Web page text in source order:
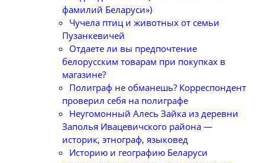
фамилий Беларуси»)
Чучела птиц и животных от семьи
Пузанкевичей
Отдаете ли вы предпочтение
белорусским товарам при покупках в
магазине?
Полиграф не обманешь? Корреспондент
проверил себя на полиграфе
Неугомонный Алесь Зайка из деревни
Заполья Ивацевичского района —
историк, этнограф, языковед
Историю и географию Беларуси